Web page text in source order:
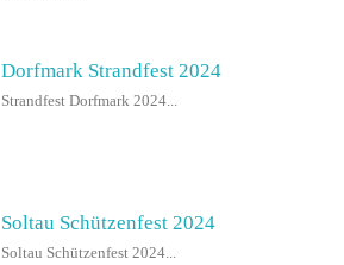
Dorfmark Strandfest 2024
Strandfest Dorfmark 2024...
Soltau Schützenfest 2024
Soltau Schützenfest 2024...